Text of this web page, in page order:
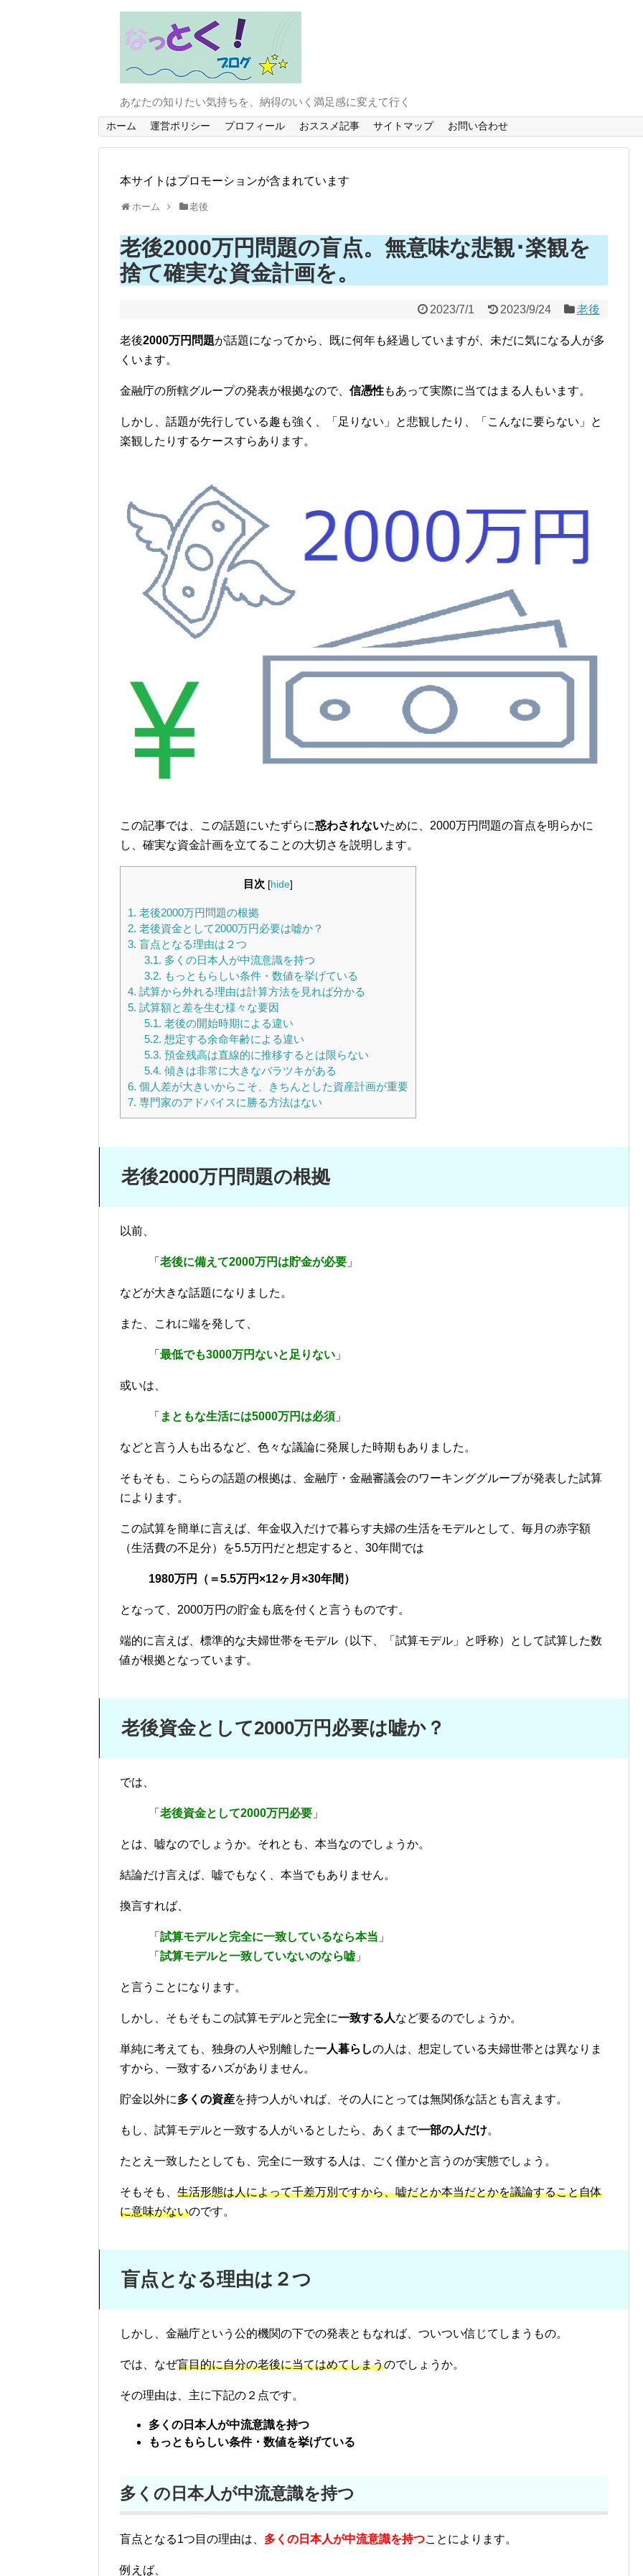
あなたの知りたい気持ちを、納得のいく満足感に変えて行く
ホーム 運営ポリシー プロフィール おススメ記事 サイトマップ お問い合わせ
本サイトはプロモーションが含まれています
ホーム 老後
老後2000万円問題の盲点。無意味な悲観･楽観を
捨て確実な資金計画を。
2023/7/1 2023/9/24 老後
老後2000万円問題が話題になってから、既に何年も経過していますが、未だに気になる人が多
くいます。
金融庁の所轄グループの発表が根拠なので、 信憑性もあって実際に当てはまる人もいます。
しかし、話題が先行している趣も強く、「足りない」と悲観したり、「こんなに要らない」と
楽観したりするケースすらあります。
この記事では、この話題にいたずらに惑わされないために、2000万円問題の盲点を明らかに
し、確実な資金計画を立てることの大切さを説明します。
目次 [hide]
1. 老後2000万円問題の根拠
2. 老後資金として2000万円必要は嘘か？
3. 盲点となる理由は２つ
3.1. 多くの日本人が中流意識を持つ
3.2. もっともらしい条件・数値を挙げている
4. 試算から外れる理由は計算方法を見れば分かる
5. 試算額と差を生む様々な要因
5.1. 老後の開始時期による違い
5.2. 想定する余命年齢による違い
5.3. 預金残高は直線的に推移するとは限らない
5.4. 傾きは非常に大きなバラツキがある
6. 個人差が大きいからこそ、きちんとした資産計画が重要
7. 専門家のアドバイスに勝る方法はない
老後2000万円問題の根拠
以前、
「 老後に備えて2000万円は貯金が必要 」
などが大きな話題になりました。
また、これに端を発して、
「 最低でも3000万円ないと足りない 」
或いは、
「 まともな生活には5000万円は必須 」
などと言う人も出るなど、色々な議論に発展した時期もありました。
そもそも、こららの話題の根拠は、金融庁・金融審議会のワーキンググループが発表した試算
によります。
この試算を簡単に言えば、年金収入だけで暮らす夫婦の生活をモデルとして、毎月の赤字額
（生活費の不足分）を5.5万円だと想定すると、30年間では
1980万円（＝5.5万円×12ヶ月×30年間）
となって、2000万円の貯金も底を付くと言うものです。
端的に言えば、標準的な夫婦世帯をモデル（以下、「試算モデル」と呼称）として試算した数
値が根拠となっています。
老後資金として2000万円必要は嘘か？
では、
「 老後資金として2000万円必要 」
とは、嘘なのでしょうか。それとも、本当なのでしょうか。
結論だけ言えば、嘘でもなく、本当でもありません。
換言すれば、
「 試算モデルと完全に一致しているなら本当 」
「 試算モデルと一致していないのなら嘘 」
と言うことになります。
しかし、そもそもこの試算モデルと完全に一致する人など要るのでしょうか。
単純に考えても、独身の人や別離した一人暮らしの人は、想定している夫婦世帯とは異なりま
すから、一致するハズがありません。
貯金以外に多くの資産を持つ人がいれば、その人にとっては無関係な話とも言えます。
もし、試算モデルと一致する人がいるとしたら、あくまで一部の人だけ。
たとえ一致したとしても、完全に一致する人は、ごく僅かと言うのが実態でしょう。
そもそも、 生活形態は人によって千差万別ですから、嘘だとか本当だとかを議論すること自体
に意味がないのです。
盲点となる理由は２つ
しかし、金融庁という公的機関の下での発表ともなれば、ついつい信じてしまうもの。
では、なぜ盲目的に自分の老後に当てはめてしまうのでしょうか。
その理由は、主に下記の２点です。
多くの日本人が中流意識を持つ
もっともらしい条件・数値を挙げている
多くの日本人が中流意識を持つ
盲点となる1つ目の理由は、 多くの日本人が中流意識を持つことによります。
例えば、